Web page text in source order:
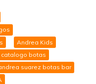
Andrea Kids
botas
suarez botas bar